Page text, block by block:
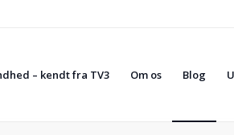
– kendt fra TV3 Om os Blog